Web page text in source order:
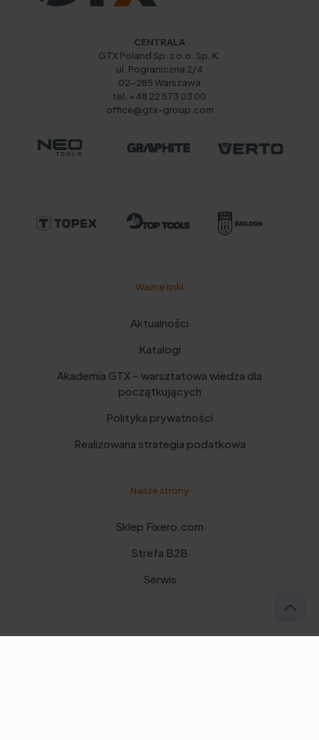
CENTRALA
GTX Poland Sp. z o.o. Sp. K.
ul. Pograniczna 2/4
02-285 Warszawa
tel. +48 22 573 03 00
office@gtx-group.com
Ważne linki
Aktualności
Katalogi
Akademia GTX – warsztatowa wiedza dla
początkujących
Polityka prywatności
Realizowana strategia podatkowa
Nasze strony
Sklep Fixero.com
Strefa B2B
Serwis